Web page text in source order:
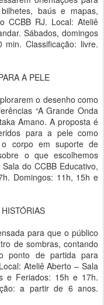
baús e mapas,
CCBB RJ. Local: Ateliê
Sábados, domingos
Classificação: livre.
A PELE
o desenho como
“A Grande Onda
Amano. A proposta é
para a pele como
o corpo em suporte de
o que escolhemos
do CCBB Educativo,
Domingos: 11h, 15h e
para que o público
de sombras, contando
ponto de partida para
Ateliê Aberto – Sala
e Feriados: 15h e 17h.
a partir de 6 anos.